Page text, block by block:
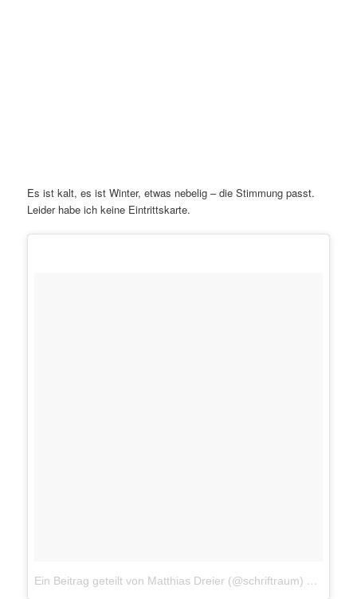
Es ist kalt, es ist Winter, etwas nebelig – die Stimmung passt.
Leider habe ich keine Eintrittskarte.
Ein Beitrag geteilt von Matthias Dreier (@schriftraum)